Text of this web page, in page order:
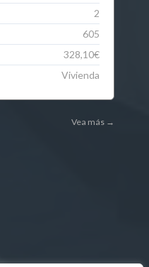
2
605
328,10€
Vivienda
Vea más →